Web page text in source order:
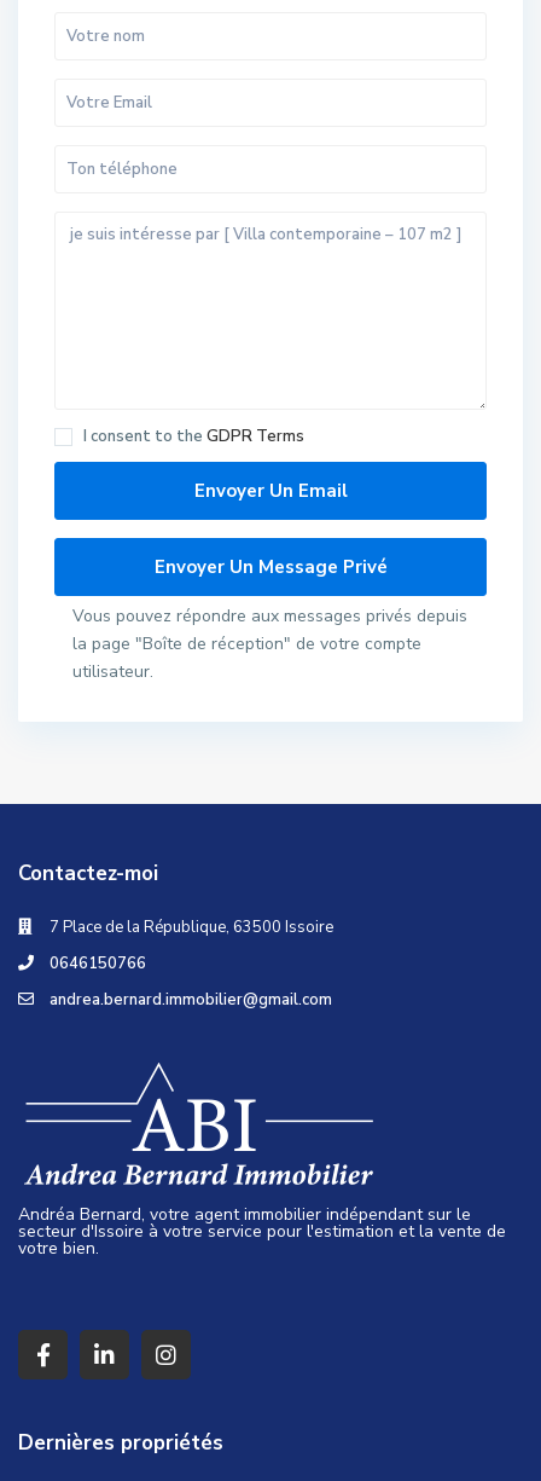
I consent to the GDPR Terms
Vous pouvez répondre aux messages privés depuis
la page "Boîte de réception" de votre compte
utilisateur.
Contactez-moi
7 Place de la République, 63500 Issoire
0646150766
andrea.bernard.immobilier@gmail.com
Andréa Bernard, votre agent immobilier indépendant sur le
secteur d'Issoire à votre service pour l'estimation et la vente de
votre bien.
Dernières propriétés